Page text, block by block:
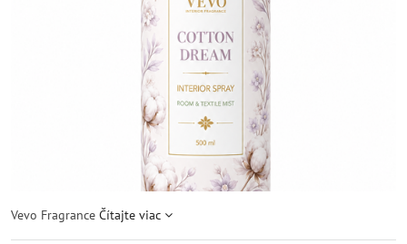
Vevo Fragrance Čítajte viac